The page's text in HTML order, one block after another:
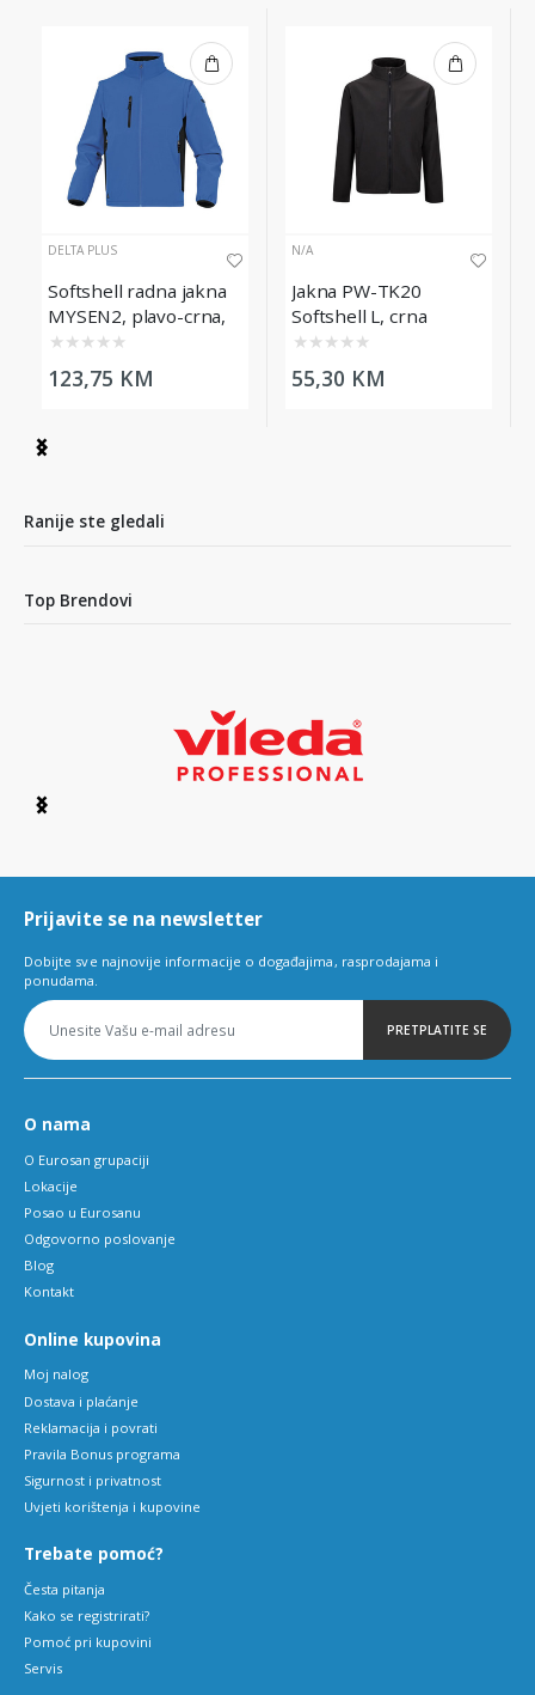
DELTA PLUS
Softshell radna jakna
MYSEN2, plavo-crna,
veličina L
★ ★ ★ ★ ★
123,75 KM
N/A
Jakna PW-TK20
Softshell L, crna
★ ★ ★ ★ ★
55,30 KM
Item
2
Ranije ste gledali
Top Brendovi
Item
6
Prijavite se na newsletter
Dobijte sve najnovije informacije o događajima, rasprodajama i
ponudama.
PRETPLATITE SE
O nama
O Eurosan grupaciji
Lokacije
Posao u Eurosanu
Odgovorno poslovanje
Blog
Kontakt
Online kupovina
Moj nalog
Dostava i plaćanje
Reklamacija i povrati
Pravila Bonus programa
Sigurnost i privatnost
Uvjeti korištenja i kupovine
Trebate pomoć?
Česta pitanja
Kako se registrirati?
Pomoć pri kupovini
Servis